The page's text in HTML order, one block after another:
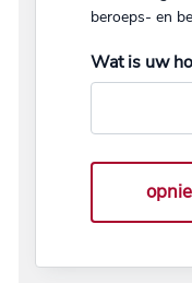
beroeps- en
Wat is uw